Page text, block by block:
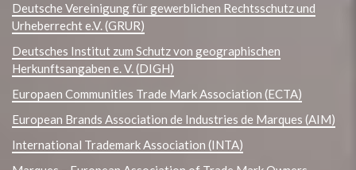
Deutsche Vereinigung für gewerblichen Rechtsschutz und
Urheberrecht e.V. (GRUR)
Deutsches Institut zum Schutz von geographischen
Herkunftsangaben e. V. (DIGH)
Europaen Communities Trade Mark Association (ECTA)
European Brands Association de Industries de Marques (AIM)
International Trademark Association (INTA)